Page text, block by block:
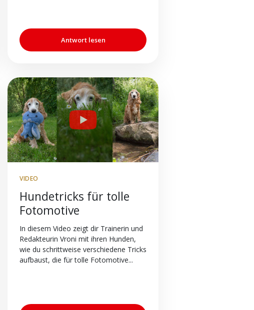
Antwort lesen
VIDEO
Hundetricks für tolle
Fotomotive
In diesem Video zeigt dir Trainerin und
Redakteurin Vroni mit ihren Hunden,
wie du schrittweise verschiedene Tricks
aufbaust, die für tolle Fotomotive...